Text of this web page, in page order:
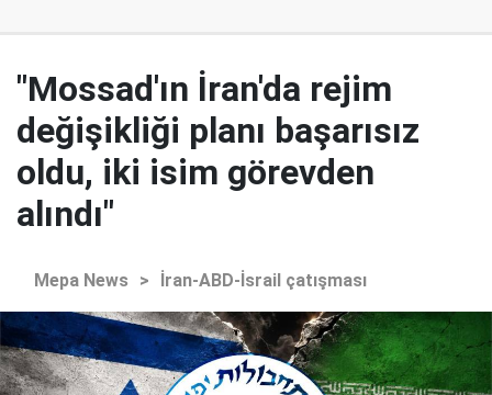
"Mossad'ın İran'da rejim
değişikliği planı başarısız
oldu, iki isim görevden
alındı"
Mepa News > İran-ABD-İsrail çatışması